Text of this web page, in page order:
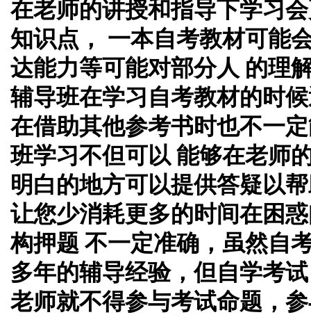
在老师的讲授和指导下学习
知识点， 一本自考教材可能
达能力等可能对部分人 的理
辅导班在学习自考教材的时
在借助其他参考书时也不一
班学习不但可以 能够在老师
明白的地方可以提供答疑以
让您少消耗更多的时间在困
构押题 不一定准确，虽然自
多年的辅导经验，但自学考
老师就不得参与考试命题，